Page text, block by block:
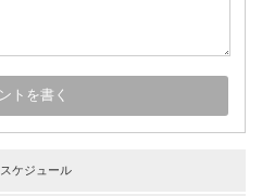
ケジュール